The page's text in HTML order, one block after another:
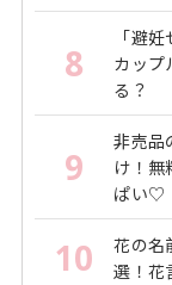
8
「避
カップ
る？
9
非売品
け！無
ぱい♡
10
花の名
選！花